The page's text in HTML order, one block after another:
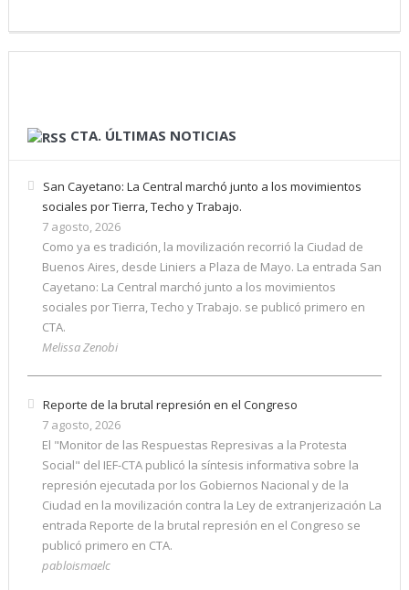
CTA. ÚLTIMAS NOTICIAS
San Cayetano: La Central marchó junto a los movimientos
sociales por Tierra, Techo y Trabajo.
7 agosto, 2026
Como ya es tradición, la movilización recorrió la Ciudad de
Buenos Aires, desde Liniers a Plaza de Mayo. La entrada San
Cayetano: La Central marchó junto a los movimientos
sociales por Tierra, Techo y Trabajo. se publicó primero en
CTA.
Melissa Zenobi
Reporte de la brutal represión en el Congreso
7 agosto, 2026
El "Monitor de las Respuestas Represivas a la Protesta
Social" del IEF-CTA publicó la síntesis informativa sobre la
represión ejecutada por los Gobiernos Nacional y de la
Ciudad en la movilización contra la Ley de extranjerización La
entrada Reporte de la brutal represión en el Congreso se
publicó primero en CTA.
pabloismaelc